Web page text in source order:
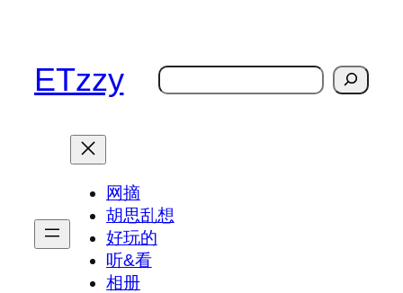
ETzzy
搜
网摘
胡思乱想
好玩的
听&看
相册